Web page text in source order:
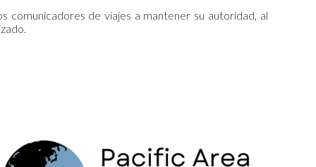
comunicadores de viajes a mantener su autoridad, al